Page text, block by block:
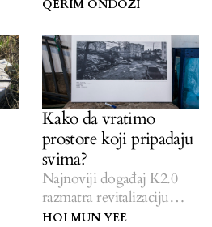
QERIM ONDOZI
Kako da vratimo
prostore koji pripadaju
svima?
Najnoviji događaj K2.0
razmatra revitalizaciju
javnih prostora.
HOI MUN YEE